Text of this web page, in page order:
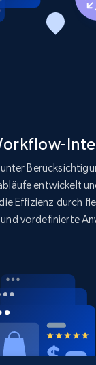
from shop's
inventory id,
search
Initial
and more.
Jetzt
entwickelt
Effizienz durch
vordefinierte